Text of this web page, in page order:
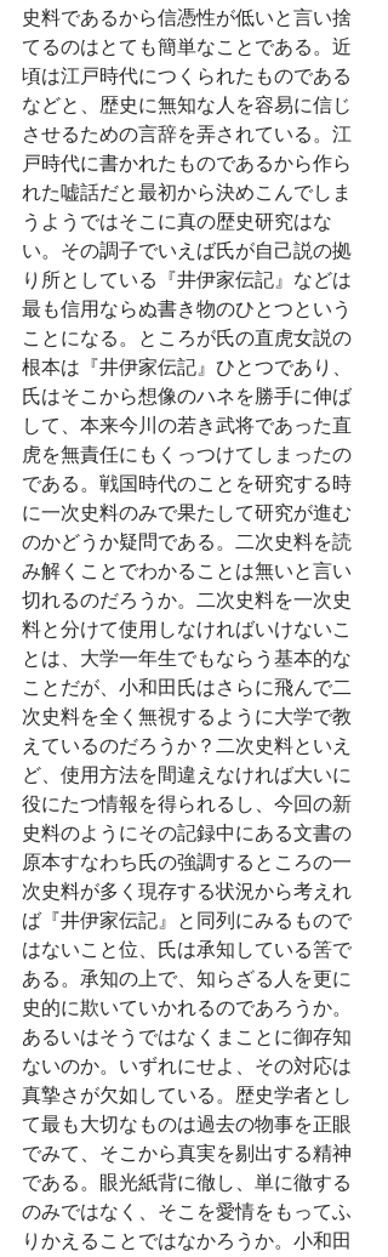
史料であるから信憑性が低いと言い捨
てるのはとても簡単なことである。近
頃は江戸時代につくられたものである
などと、歴史に無知な人を容易に信じ
させるための言辞を弄されている。江
戸時代に書かれたものであるから作ら
れた嘘話だと最初から決めこんでしま
うようではそこに真の歴史研究はな
い。その調子でいえば氏が自己説の拠
り所としている『井伊家伝記』などは
最も信用ならぬ書き物のひとつという
ことになる。ところが氏の直虎女説の
根本は『井伊家伝記』ひとつであり、
氏はそこから想像のハネを勝手に伸ば
して、本来今川の若き武将であった直
虎を無責任にもくっつけてしまったの
である。戦国時代のことを研究する時
に一次史料のみで果たして研究が進む
のかどうか疑問である。二次史料を読
み解くことでわかることは無いと言い
切れるのだろうか。二次史料を一次史
料と分けて使用しなければいけないこ
とは、大学一年生でもならう基本的な
ことだが、小和田氏はさらに飛んで二
次史料を全く無視するように大学で教
えているのだろうか？二次史料といえ
ど、使用方法を間違えなければ大いに
役にたつ情報を得られるし、今回の新
史料のようにその記録中にある文書の
原本すなわち氏の強調するところの一
次史料が多く現存する状況から考えれ
ば『井伊家伝記』と同列にみるもので
はないこと位、氏は承知している筈で
ある。承知の上で、知らざる人を更に
史的に欺いていかれるのであろうか。
あるいはそうではなくまことに御存知
ないのか。いずれにせよ、その対応は
真摯さが欠如している。歴史学者とし
て最も大切なものは過去の物事を正眼
でみて、そこから真実を剔出する精神
である。眼光紙背に徹し、単に徹する
のみではなく、そこを愛情をもってふ
りかえることではなかろうか。小和田